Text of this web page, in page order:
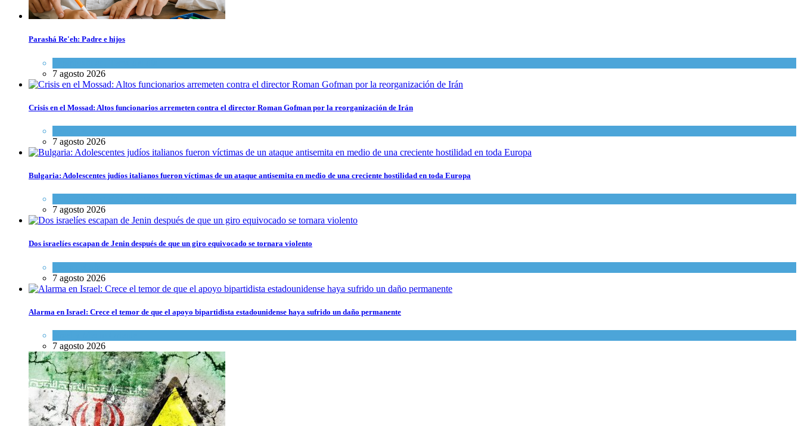
Parashá Re'eh: Padre e hijos
7 agosto 2026
Crisis en el Mossad: Altos funcionarios arremeten contra el director Roman Gofman por la reorganización de Irán
7 agosto 2026
Bulgaria: Adolescentes judíos italianos fueron víctimas de un ataque antisemita en medio de una creciente hostilidad en toda Europa
7 agosto 2026
Dos israelíes escapan de Jenin después de que un giro equivocado se tornara violento
7 agosto 2026
Alarma en Israel: Crece el temor de que el apoyo bipartidista estadounidense haya sufrido un daño permanente
7 agosto 2026